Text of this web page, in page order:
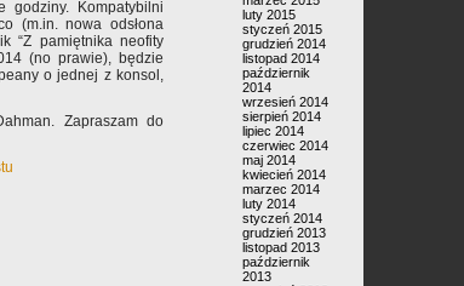
Kompatybilni
(m.in. nowa odsłona
“Z pamiętnika neofity
(no prawie), będzie
o jednej z konsol,
Zapraszam do
luty 2015
styczeń 2015
grudzień 2014
listopad 2014
październik
2014
wrzesień 2014
sierpień 2014
lipiec 2014
czerwiec 2014
maj 2014
kwiecień 2014
marzec 2014
luty 2014
styczeń 2014
grudzień 2013
listopad 2013
październik
2013